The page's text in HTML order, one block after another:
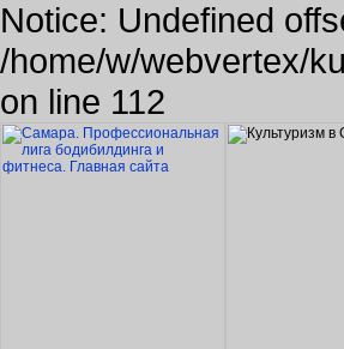
Notice: Undefined
/home/w/webvertex/
on line 112